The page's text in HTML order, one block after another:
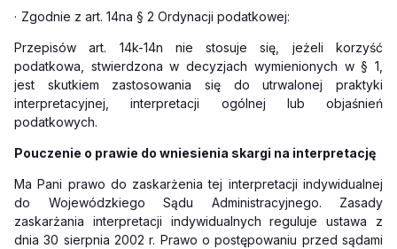
· Zgodnie z art. 14na § 2 Ordynacji podatkowej:
Przepisów art. 14k-14n nie stosuje się, jeżeli korzyść
podatkowa, stwierdzona w decyzjach wymienionych w § 1,
jest skutkiem zastosowania się do utrwalonej praktyki
interpretacyjnej, interpretacji ogólnej lub objaśnień
podatkowych.
Pouczenie o prawie do wniesienia skargi na interpretację
Ma Pani prawo do zaskarżenia tej interpretacji indywidualnej
do Wojewódzkiego Sądu Administracyjnego. Zasady
zaskarżania interpretacji indywidualnych reguluje ustawa z
dnia 30 sierpnia 2002 r. Prawo o postępowaniu przed sądami